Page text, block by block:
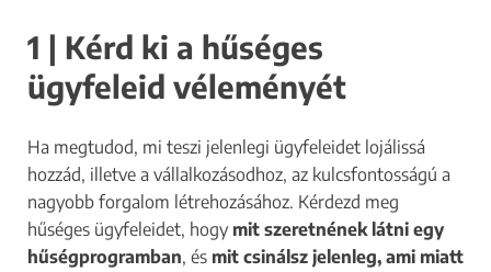
1 | Kérd ki a hűséges
ügyfeleid véleményét
Ha megtudod, mi teszi jelenlegi ügyfeleidet lojálissá
hozzád, illetve a vállalkozásodhoz, az kulcsfontosságú a
nagyobb forgalom létrehozásához. Kérdezd meg
hűséges ügyfeleidet, hogy mit szeretnének látni egy
hűségprogramban, és mit csinálsz jelenleg, ami miatt